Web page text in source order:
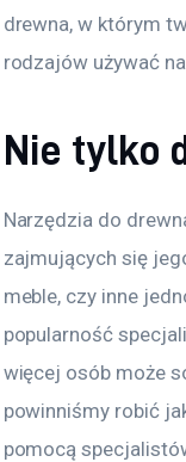
drewna, w którym
rodzajów używać
Nie tylko
Narzędzia do
zajmujących się
meble, czy inne
popularność
więcej osób może
powinniśmy robić
pomocą